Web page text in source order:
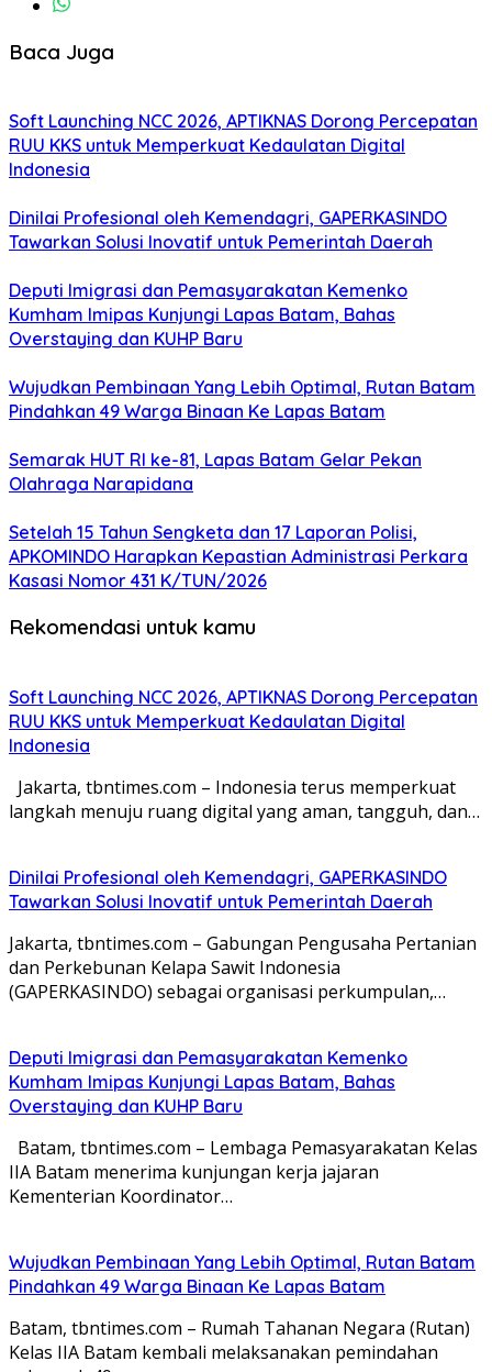
Baca Juga
Soft Launching NCC 2026, APTIKNAS Dorong Percepatan
RUU KKS untuk Memperkuat Kedaulatan Digital
Indonesia
Dinilai Profesional oleh Kemendagri, GAPERKASINDO
Tawarkan Solusi Inovatif untuk Pemerintah Daerah
Deputi Imigrasi dan Pemasyarakatan Kemenko
Kumham Imipas Kunjungi Lapas Batam, Bahas
Overstaying dan KUHP Baru
Wujudkan Pembinaan Yang Lebih Optimal, Rutan Batam
Pindahkan 49 Warga Binaan Ke Lapas Batam
Semarak HUT RI ke-81, Lapas Batam Gelar Pekan
Olahraga Narapidana
Setelah 15 Tahun Sengketa dan 17 Laporan Polisi,
APKOMINDO Harapkan Kepastian Administrasi Perkara
Kasasi Nomor 431 K/TUN/2026
Rekomendasi untuk kamu
Soft Launching NCC 2026, APTIKNAS Dorong Percepatan
RUU KKS untuk Memperkuat Kedaulatan Digital
Indonesia
Jakarta, tbntimes.com – Indonesia terus memperkuat
langkah menuju ruang digital yang aman, tangguh, dan…
Dinilai Profesional oleh Kemendagri, GAPERKASINDO
Tawarkan Solusi Inovatif untuk Pemerintah Daerah
Jakarta, tbntimes.com – Gabungan Pengusaha Pertanian
dan Perkebunan Kelapa Sawit Indonesia
(GAPERKASINDO) sebagai organisasi perkumpulan,…
Deputi Imigrasi dan Pemasyarakatan Kemenko
Kumham Imipas Kunjungi Lapas Batam, Bahas
Overstaying dan KUHP Baru
Batam, tbntimes.com – Lembaga Pemasyarakatan Kelas
IIA Batam menerima kunjungan kerja jajaran
Kementerian Koordinator…
Wujudkan Pembinaan Yang Lebih Optimal, Rutan Batam
Pindahkan 49 Warga Binaan Ke Lapas Batam
Batam, tbntimes.com – Rumah Tahanan Negara (Rutan)
Kelas IIA Batam kembali melaksanakan pemindahan